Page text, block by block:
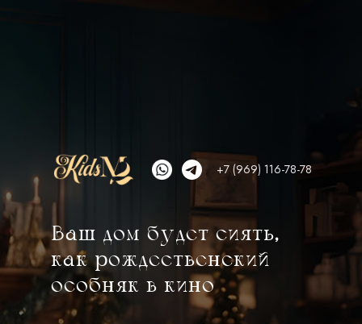
Ваш дом будет сиять,
как рождественский
особняк в кино
+7 (969) 116-78-78